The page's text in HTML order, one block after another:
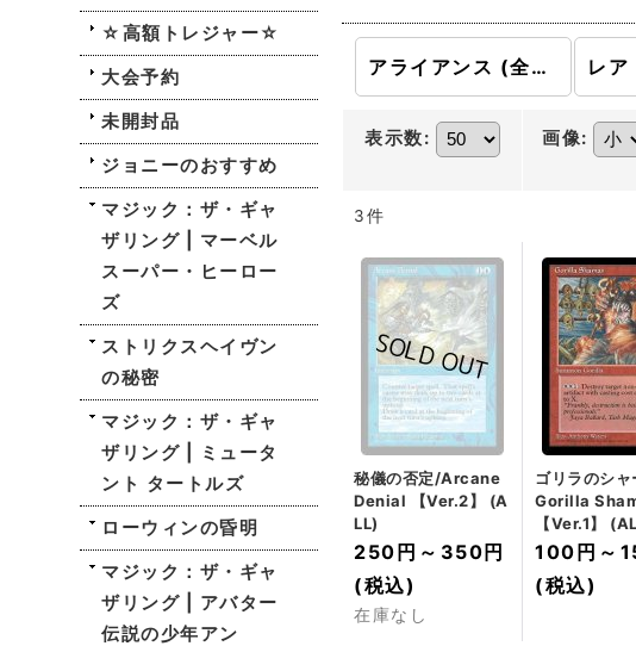
☆高額トレジャー☆
大会予約
未開封品
ジョニーのおすすめ
マジック：ザ・ギャ
ザリング | マーベル
スーパー・ヒーロー
ズ
ストリクスヘイヴン
の秘密
マジック：ザ・ギャ
ザリング | ミュータ
ント タートルズ
ローウィンの昏明
マジック：ザ・ギャ
ザリング | アバター
伝説の少年アン
アライアンス (全商品) レア
表示数: 画像:
3件
秘儀の否定/Arcane
Denial 【Ver.2】 (A
LL)
250円 ～ 350円
(税込)
在庫なし
ゴリラのシ
Gorilla
【Ver.1】
100円 ～
(税込)